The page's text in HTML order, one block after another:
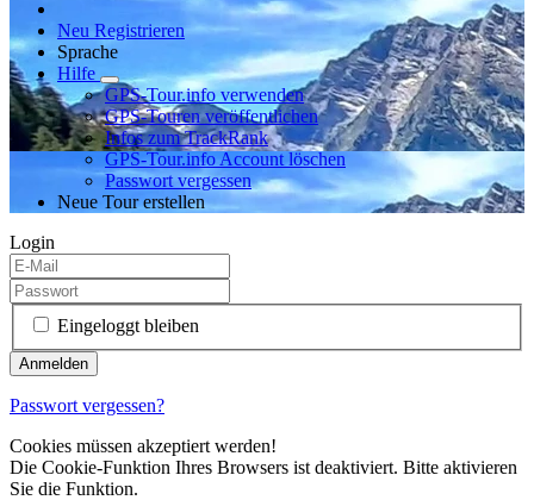
Neu Registrieren
Sprache
Hilfe
GPS-Tour.info verwenden
GPS-Touren veröffentlichen
Infos zum TrackRank
GPS-Tour.info Account löschen
Passwort vergessen
Neue Tour erstellen
Login
Eingeloggt bleiben
Passwort vergessen?
Cookies müssen akzeptiert werden!
Die Cookie-Funktion Ihres Browsers ist deaktiviert. Bitte aktivieren
Sie die Funktion.